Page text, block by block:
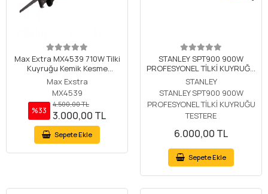
Max Extra MX4539 710W Tilki
Kuyruğu Kemik Kesme
Testeresi
Max Exstra
MX4539
%33
4.500,00 TL
3.000,00 TL
Sepete Ekle
STANLEY SPT900 900W
PROFESYONEL TİLKİ KUYRUĞU
TESTERE
STANLEY
STANLEY SPT900 900W
PROFESYONEL TİLKİ KUYRUĞU
TESTERE
6.000,00 TL
Sepete Ekle